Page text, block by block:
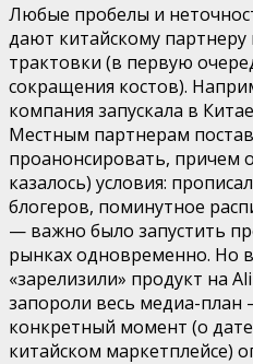
Любые пробелы и
дают китайскому партнеру
трактовки (в первую
сокращения костов).
компания запускала в
Местным партнерам
проанонсировать, причем
казалось) условия:
блогеров, поминутное
— важно было запустить
рынках одновременно. Но
«зарелизили» продукт на
запороли весь медиа-план
конкретный момент (о
китайском маркетплейсе)